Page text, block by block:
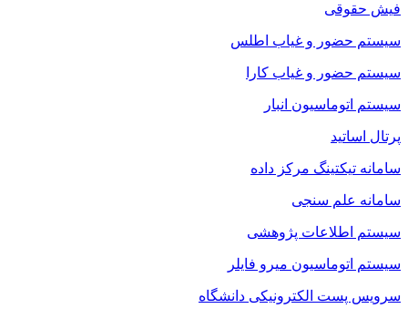
فیش حقوقی
سیستم حضور و غیاب اطلس
سیستم حضور و غیاب کارا
سیستم اتوماسیون انبار
پرتال اساتید
سامانه تیکتینگ مرکز داده
سامانه علم سنجی
سیستم اطلاعات پژوهشی
سیستم اتوماسیون میرو فایلر
سرویس پست الکترونیکی دانشگاه